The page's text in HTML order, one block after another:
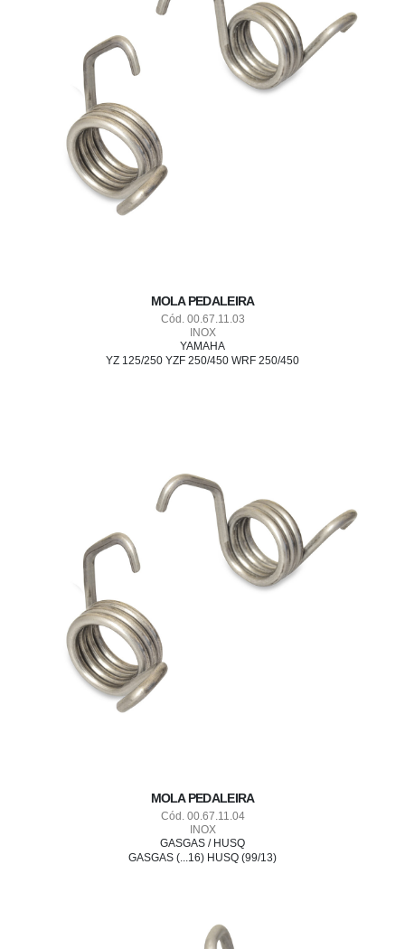
MOLA PEDALEIRA
Cód. 00.67.11.03
INOX
YAMAHA
YZ 125/250 YZF 250/450 WRF 250/450
MOLA PEDALEIRA
Cód. 00.67.11.04
INOX
GASGAS / HUSQ
GASGAS (...16) HUSQ (99/13)